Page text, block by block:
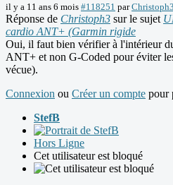
il y a 11 ans 6 mois #118251 parChristoph3
Réponse de Christoph3 sur le sujet
cardio ANT+ (Garmin rigide
Oui, il faut bien vérifier à l'intérieur
ANT+ et non G-Coded pour éviter
vécue).
Connexion ou Créer un compte pour
StefB
Hors Ligne
Cet utilisateur est bloqué